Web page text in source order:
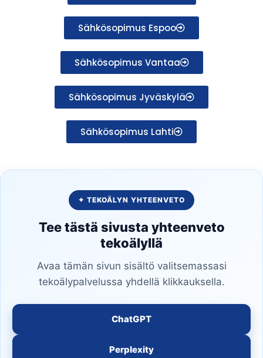
Sähkösopimus Espoo
Sähkösopimus Vantaa
Sähkösopimus Jyväskylä
Sähkösopimus Lahti
✦ TEKOÄLYN YHTEENVETO
Tee tästä sivusta yhteenveto
tekoälyllä
Avaa tämän sivun sisältö valitsemassasi
tekoälypalvelussa yhdellä klikkauksella.
ChatGPT
Perplexity